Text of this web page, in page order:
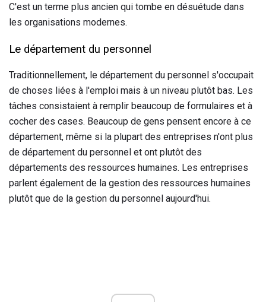
C'est un terme plus ancien qui tombe en désuétude dans
les organisations modernes.
Le département du personnel
Traditionnellement, le département du personnel s'occupait
de choses liées à l'emploi mais à un niveau plutôt bas. Les
tâches consistaient à remplir beaucoup de formulaires et à
cocher des cases. Beaucoup de gens pensent encore à ce
département, même si la plupart des entreprises n'ont plus
de département du personnel et ont plutôt des
départements des ressources humaines. Les entreprises
parlent également de la gestion des ressources humaines
plutôt que de la gestion du personnel aujourd'hui.